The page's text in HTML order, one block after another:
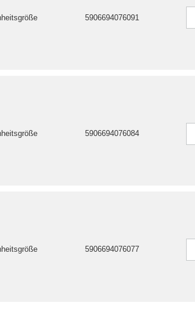
5906694076091
5906694076084
5906694076077